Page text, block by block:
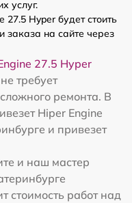
услуг.
27.5 Нyper будет стоить
на сайте через
27.5 Нyper
требует
ремонта. В
Hiper Engine
и привезет
и наш мастер
стоимость работ над